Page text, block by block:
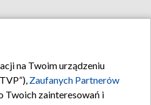
na Twoim urządzeniu
Zaufanych Partnerów
Twoich zainteresowań i